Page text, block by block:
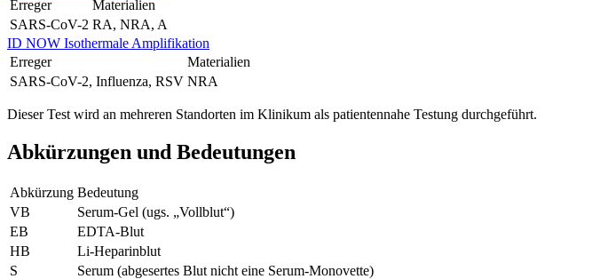
Erreger
Materialien
SARS-CoV-2 RA, NRA, A
ID NOW Isothermale Amplifikation
Erreger
Materialien
SARS-CoV-2, Influenza, RSV NRA
Dieser Test wird an mehreren Standorten im Klinikum als patientennahe Testung durchgeführt.
Abkürzungen und Bedeutungen
Abkürzung Bedeutung
VB
Serum-Gel (ugs. „Vollblut“)
EB
EDTA-Blut
HB
Li-Heparinblut
S
Serum (abgesertes Blut nicht eine Serum-Monovette)